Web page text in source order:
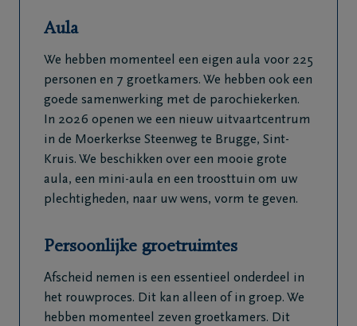
Aula
We hebben momenteel een eigen aula voor 225
personen en 7 groetkamers. We hebben ook een
goede samenwerking met de parochiekerken.
In 2026 openen we een nieuw uitvaartcentrum
in de Moerkerkse Steenweg te Brugge, Sint-
Kruis. We beschikken over een mooie grote
aula, een mini-aula en een troosttuin om uw
plechtigheden, naar uw wens, vorm te geven.
Persoonlijke groetruimtes
Afscheid nemen is een essentieel onderdeel in
het rouwproces. Dit kan alleen of in groep. We
hebben momenteel zeven groetkamers. Dit